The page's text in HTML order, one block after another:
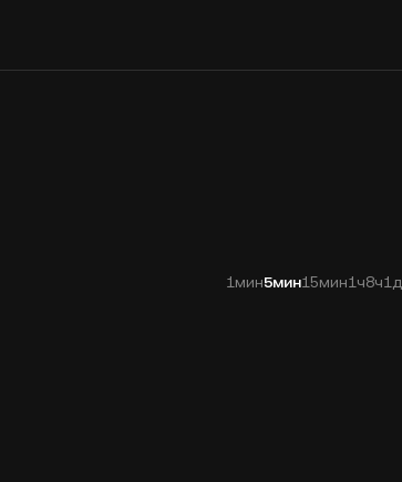
1мин5мин15мин1ч8ч1д